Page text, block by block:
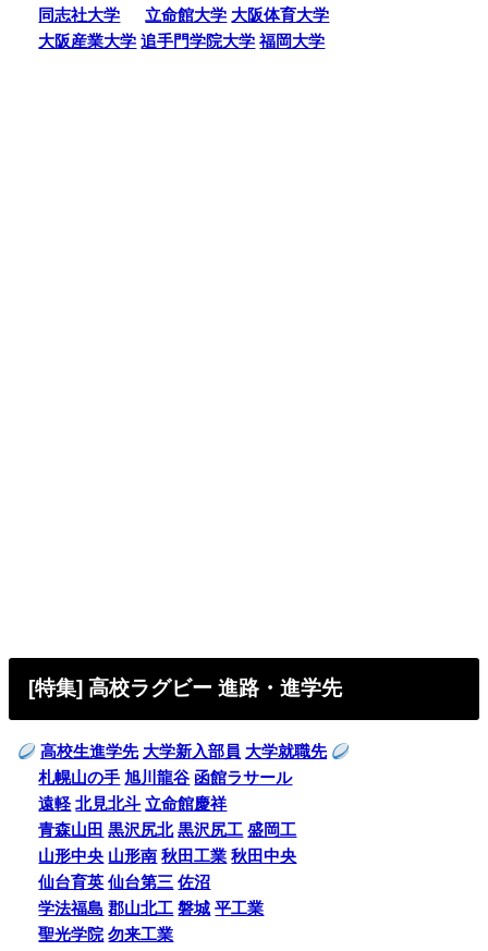
同志社大学
立命館大学 大阪体育大学
大阪産業大学 追手門学院大学 福岡大学
[特集] 高校ラグビー 進路・進学先
高校生進学先 大学新入部員 大学就職先
札幌山の手 旭川龍谷 函館ラサール
遠軽 北見北斗 立命館慶祥
青森山田 黒沢尻北 黒沢尻工 盛岡工
山形中央 山形南 秋田工業 秋田中央
仙台育英 仙台第三 佐沼
学法福島 郡山北工 磐城 平工業
聖光学院 勿来工業